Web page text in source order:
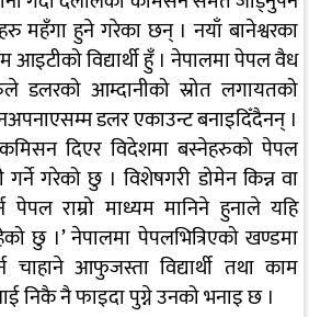
महँगा हुने गरेका छन् । नयाँ बानेश्वरका
आइटीको विद्यार्थी हुँ । नेपालमा पेपल वैध
आम्दानीको स्रोत लगायतको
डलर एकाउन्ट बनाइदिँदैनन् ।
दिएर विदेशमा बस्नेहरुको पेपल
गर्ने गरेको छु । विशेषगरी डोमेन किन्न वा
पेपल राम्रो माध्यम मानिने हुनाले यहि
छु ।’ नेपालमा पेपलभित्रिएको खण्डमा
चाहाने आफुजस्ता विद्यार्थी तथा काम
निकै नै फाइदा पुग्ने उनको भनाइ छ ।